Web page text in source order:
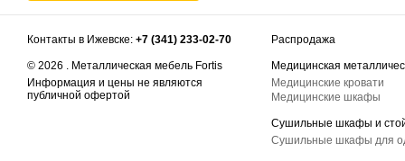
Контакты в Ижевске: +7 (341) 233-02-70
© 2026 . Металлическая мебель Fortis
Информация и цены не являются
публичной офертой
Распродажа
Медицинская
Медицинские кровати
Медицинские шкафы
Сушильные шкафы и
Сушильные шкафы для